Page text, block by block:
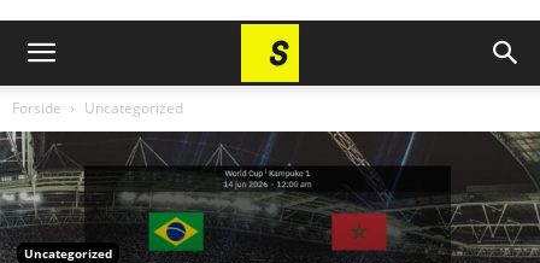
Forside Uncategorized
Uncategorized